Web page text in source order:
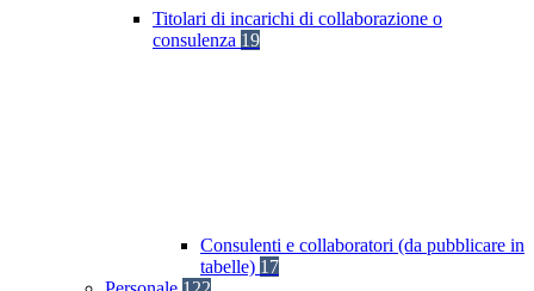
Titolari di incarichi di collaborazione o
consulenza 19
Consulenti e collaboratori (da pubblicare in
tabelle) 17